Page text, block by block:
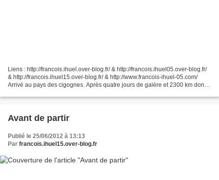
Liens : http://francois.ihuel.over-blog.fr/ & http://francois.ihuel05.over-blog.fr/
& http://francois.ihuel15.over-blog.fr/ & http://www.francois-ihuel-05.com/
Arrivé au pays des cigognes. Après quatre jours de galère et 2300 km dont
Avant de partir
Publié le 25/06/2012 à 13:13
Par francois.ihuel15.over-blog.fr